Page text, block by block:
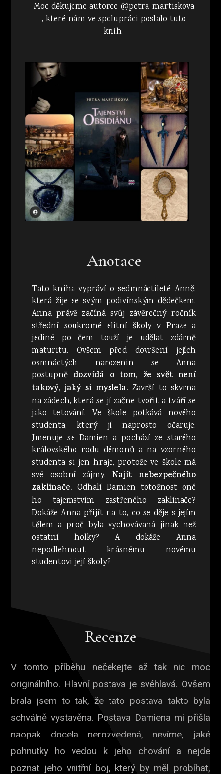
Moc děkujeme autorce @petra_martiskova
, které nám ve spolupráci poslalo tuto
knih
Anotace
Tato kniha vypráví o sedmnáctileté Anně,
která žije se svým podivínským dědečkem.
Anna právě začíná svůj závěrečný ročník
střední soukromé elitní školy v Praze a
jediné po čem touží je udělat zdárně
maturitu. Ovšem před dovršení jejích
osmnáctých narozenin se Anna
postupně dozvídá o tom, že svět není
takový, jaký si myslela. Završí to skvrna
na zádech, která se jí začne tvořit a tváří se
jako tetování. Ve škole potkává nového
studenta, který jí naprosto očaruje.
Jmenuje se Damien a pochází ze starého
královského rodu démonů a na vzorného
studenta si jen hraje, protože ve škole má
své osobní zájmy.Najít nebezpečného
zaklínače. Odhalí Damien totožnost oné
ho tajemstvím zastřeného zaklínače?
Dokáže Anna přijít na to, co se děje s jejím
tělem a proč byla vychovávaná jinak než
ostatní holky? A dokáže Anna
nepodlehnout krásnému novému
studentovi její školy?
Recenze
V tomto příběhu nečekejte až tak nic moc
originálního. Hlavní postava je svéhlavá. Ovšem
brala jsem to tak, že tato postava takto byla
schválně vystavěna. Postava Damiena mi přišla
naopak docela nerozvedená, nevíme, jaké
pohnutky ho vedou k jeho chování a nejde
poznat jeho vnitřní boj, který by měl probíhat,